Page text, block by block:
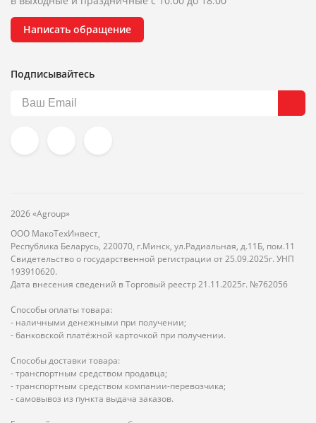
Написать обращение
Подписывайтесь
2026 «Agroup»
ООО МакоТехИнвест,
Республика Беларусь, 220070, г.Минск, ул.Радиальная, д.11Б, пом.11
Свидетельство о государственной регистрации от 25.09.2025г. УНП
193910620.
Дата внесения сведений в Торговый реестр 21.11.2025г. №762056
Способы оплаты товара:
- наличными денежными при получении;
- банковской платёжной карточкой при получении.
Способы доставки товара:
- транспортным средством продавца;
- транспортным средством компании-перевозчика;
- самовывоз из пункта выдача заказов.